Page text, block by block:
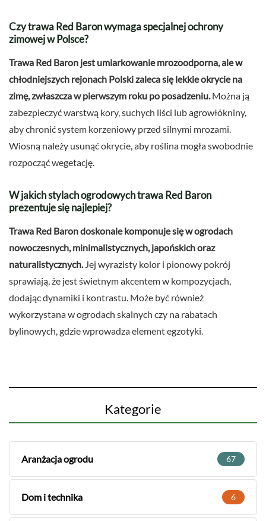
Czy trawa Red Baron wymaga specjalnej ochrony
zimowej w Polsce?
Trawa Red Baron jest umiarkowanie mrozoodporna, ale w
chłodniejszych rejonach Polski zaleca się lekkie okrycie na
zimę, zwłaszcza w pierwszym roku po posadzeniu. Można ją
zabezpieczyć warstwą kory, suchych liści lub agrowłókniny,
aby chronić system korzeniowy przed silnymi mrozami.
Wiosną należy usunąć okrycie, aby roślina mogła swobodnie
rozpocząć wegetację.
W jakich stylach ogrodowych trawa Red Baron
prezentuje się najlepiej?
Trawa Red Baron doskonale komponuje się w ogrodach
nowoczesnych, minimalistycznych, japońskich oraz
naturalistycznych. Jej wyrazisty kolor i pionowy pokrój
sprawiają, że jest świetnym akcentem w kompozycjach,
dodając dynamiki i kontrastu. Może być również
wykorzystana w ogrodach skalnych czy na rabatach
bylinowych, gdzie wprowadza element egzotyki.
Kategorie
Aranżacja ogrodu 67
Dom i technika 6